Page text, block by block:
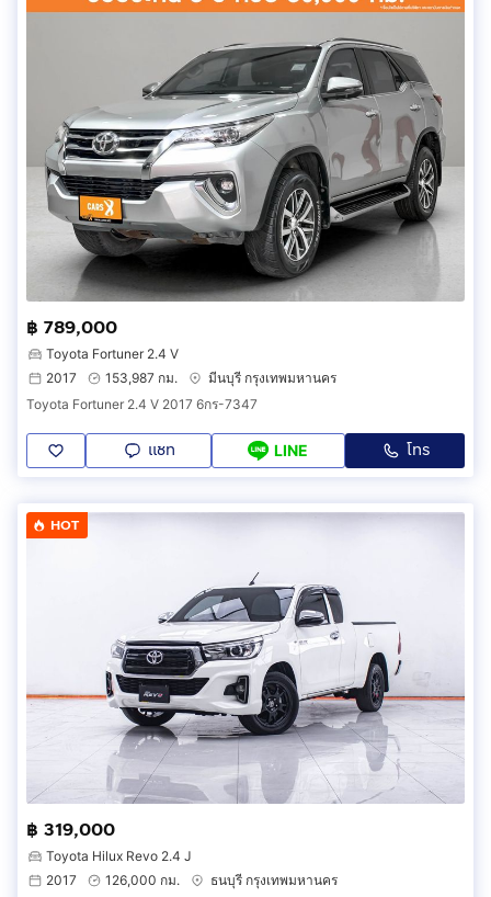
฿ 789,000
Toyota Fortuner 2.4 V
2017
153,987 กม.
มีนบุรี กรุงเทพมหานคร
Toyota Fortuner 2.4 V 2017 6กร-7347
แชท LINE โทร
HOT
฿ 319,000
Toyota Hilux Revo 2.4 J
2017
126,000 กม.
ธนบุรี กรุงเทพมหานคร